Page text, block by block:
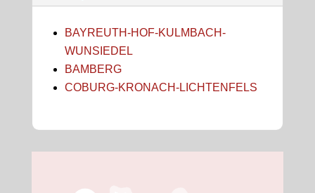
BAYREUTH-HOF-KULMBACH-
WUNSIEDEL
BAMBERG
COBURG-KRONACH-LICHTENFELS